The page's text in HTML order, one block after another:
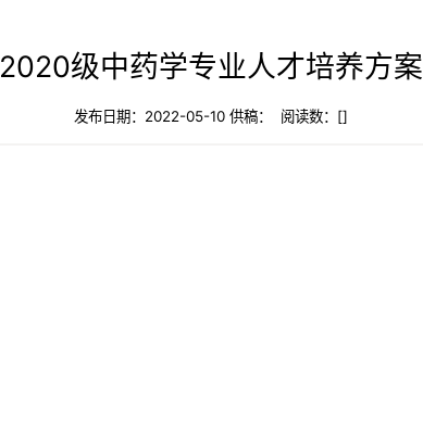
2020级中药学专业人才培养方案
发布日期：2022-05-10 供稿： 阅读数：[]